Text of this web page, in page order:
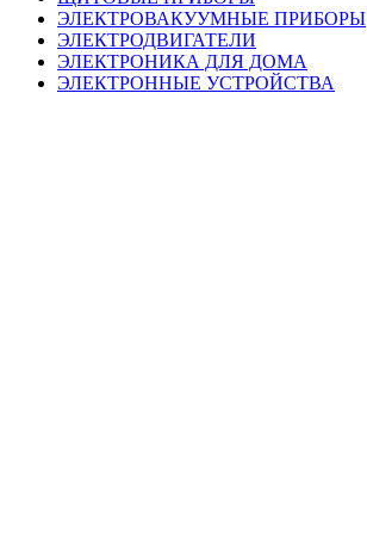
ЭЛЕКТРОВАКУУМНЫЕ ПРИБОРЫ
ЭЛЕКТРОДВИГАТЕЛИ
ЭЛЕКТРОНИКА ДЛЯ ДОМА
ЭЛЕКТРОННЫЕ УСТРОЙСТВА